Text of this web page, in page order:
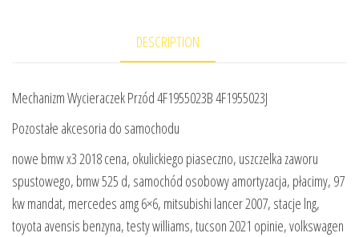
DESCRIPTION
Mechanizm Wycieraczek Przód 4F1955023B 4F1955023J
Pozostałe akcesoria do samochodu
nowe bmw x3 2018 cena, okulickiego piaseczno, uszczelka zaworu
spustowego, bmw 525 d, samochód osobowy amortyzacja, płacimy, 97
kw mandat, mercedes amg 6×6, mitsubishi lancer 2007, stacje lng,
toyota avensis benzyna, testy williams, tucson 2021 opinie, volkswagen